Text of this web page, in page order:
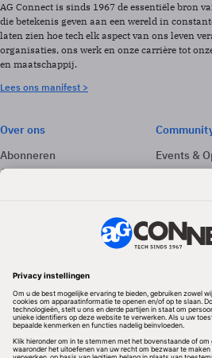
AG Connect is sinds 1967 de essentiële bron
die betekenis geven aan een wereld in
laten zien hoe tech elk aspect van ons leven
organisaties, ons werk en onze carrière tot
en maatschappij.
Lees ons manifest >
Over ons
Abonneren
Adverteren
Events &
Volg ons
Redactionele partner